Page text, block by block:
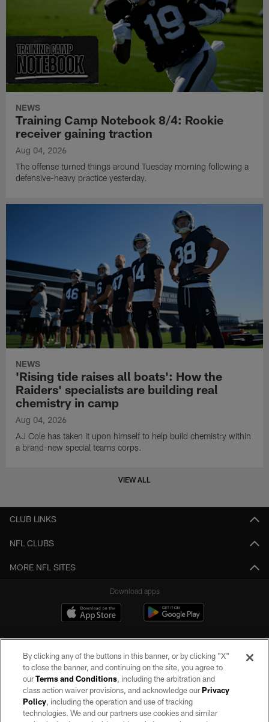
NEWS
Training Camp Notebook 8/4: Rookie
receiver gaining traction
Aug 04, 2026
The offense turned things around Tuesday morning following a
defensive-heavy practice yesterday.
NEWS
'Rising tide raises all boats': How the
Raiders' specialists are building real
chemistry in camp
Aug 04, 2026
AJ Cole has taken it upon himself to help build chemistry within
a brand-new special teams corps.
VIEW ALL
CLUB LINKS
NFL CLUBS
MORE NFL SITES
Download apps
©2026 by the Las Vegas Raiders. All rights reserved. No portion of this site
may be reproduced without the express written permission of the Las Vegas
Raiders.
By clicking any of the buttons in this banner, or by clicking "X"
to close the banner, and continuing on the site, you agree to
ourTerms and Conditions, including the arbitration and
class action waiver provisions, and acknowledge ourPrivacy
Policy, including the operation and use of tracking
technologies. We and our partners use cookies and similar